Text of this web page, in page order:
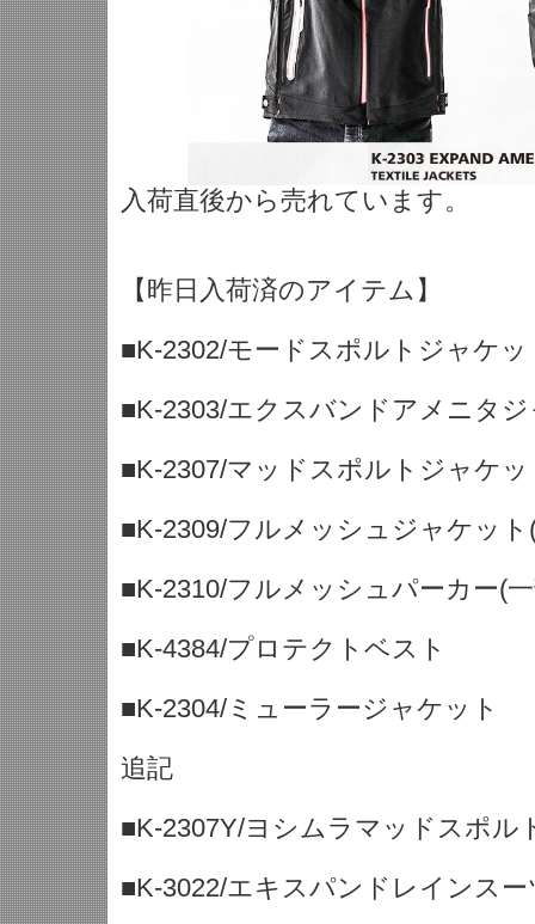
入荷直後から売れています。
【昨日入荷済のアイテム】
■K-2302/モードスポルトジャケッ
■K-2303/エクスバンドアメニタ
■K-2307/マッドスポルトジャケッ
■K-2309/フルメッシュジャケッ
■K-2310/フルメッシュパーカー(
■K-4384/プロテクトベスト
■K-2304/ミューラージャケット
追記
■K-2307Y/ヨシムラマッドスポル
■K-3022/エキスパンドレインスー